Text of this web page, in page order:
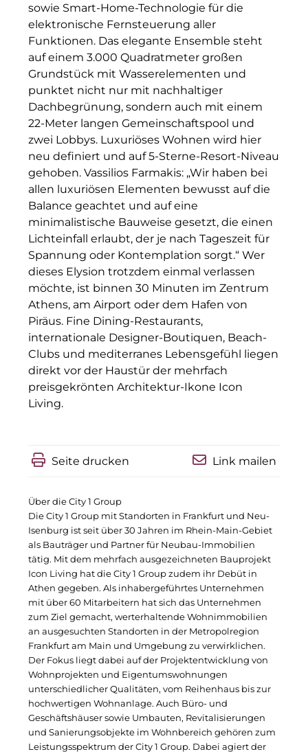
The Verse
United Benefits Holding
Sponsoring
Wealthcap
WEALTHCORE Investment Management
Wemolo
XPAY Group
ZielstattQuartier
123C DIGITAL CONSULTING GMBH
Dr. Aribert Spiegler - Fotografie
Dr. Hans Kröner-Stiftung
IGENUS Immobilien
Pride SKIN
Downloads
AIM
Allgemeine SÜDBODEN
City 1 Group
Clean Intralogistics Net (CIN)
Clean Power Net (CPN)
Die Macherei
Die Werkbank IT
Docunite GmbH
Dr. Aribert Spiegler - Fotografie
sowie Smart-Home-Technologie für die
elektronische Fernsteuerung aller
Funktionen. Das elegante Ensemble steht
auf einem 3.000 Quadratmeter großen
Grundstück mit Wasserelementen und
punktet nicht nur mit nachhaltiger
Dachbegrünung, sondern auch mit einem
22-Meter langen Gemeinschaftspool und
zwei Lobbys. Luxuriöses Wohnen wird hier
neu definiert und auf 5-Sterne-Resort-Niveau
gehoben. Vassilios Farmakis: „Wir haben bei
allen luxuriösen Elementen bewusst auf die
Balance geachtet und auf eine
minimalistische Bauweise gesetzt, die einen
Lichteinfall erlaubt, der je nach Tageszeit für
Spannung oder Kontemplation sorgt.“ Wer
dieses Elysion trotzdem einmal verlassen
möchte, ist binnen 30 Minuten im Zentrum
Athens, am Airport oder dem Hafen von
Piräus. Fine Dining-Restaurants,
internationale Designer-Boutiquen, Beach-
Clubs und mediterranes Lebensgefühl liegen
direkt vor der Haustür der mehrfach
preisgekrönten Architektur-Ikone Icon
Living.
Seite drucken Link mailen
Über die City 1 Group
Die City 1 Group mit Standorten in Frankfurt und Neu-
Isenburg ist seit über 30 Jahren im Rhein-Main-Gebiet
als Bauträger und Partner für Neubau-Immobilien
tätig. Mit dem mehrfach ausgezeichneten Bauprojekt
Icon Living hat die City 1 Group zudem ihr Debüt in
Athen gegeben. Als inhabergeführtes Unternehmen
mit über 60 Mitarbeitern hat sich das Unternehmen
zum Ziel gemacht, werterhaltende Wohnimmobilien
an ausgesuchten Standorten in der Metropolregion
Frankfurt am Main und Umgebung zu verwirklichen.
Der Fokus liegt dabei auf der Projektentwicklung von
Wohnprojekten und Eigentumswohnungen
unterschiedlicher Qualitäten, vom Reihenhaus bis zur
hochwertigen Wohnanlage. Auch Büro- und
Geschäftshäuser sowie Umbauten, Revitalisierungen
und Sanierungsobjekte im Wohnbereich gehören zum
Leistungsspektrum der City 1 Group. Dabei agiert der